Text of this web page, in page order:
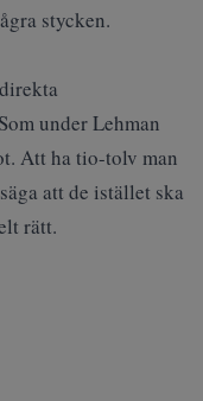
stycken.
under Lehman
Att ha tio-tolv man
att de istället ska
rätt.